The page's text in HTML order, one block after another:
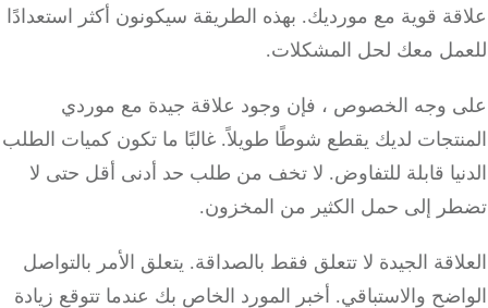
قوية مع مورديك.بهذه الطريقة سيكونون أكثر استعدادًا
معك لحل المشكلات.
وجه الخصوص ، فإن وجود علاقة جيدة مع موردي
لديك يقطع شوطًا طويلاً.غالبًا ما تكون كميات الطلب
قابلة للتفاوض.لا تخف من طلب حد أدنى أقل حتى لا
إلى حمل الكثير من المخزون.
الجيدة لا تتعلق فقط بالصداقة.يتعلق الأمر بالتواصل
والاستباقي.أخبر المورد الخاص بك عندما تتوقع زيادة